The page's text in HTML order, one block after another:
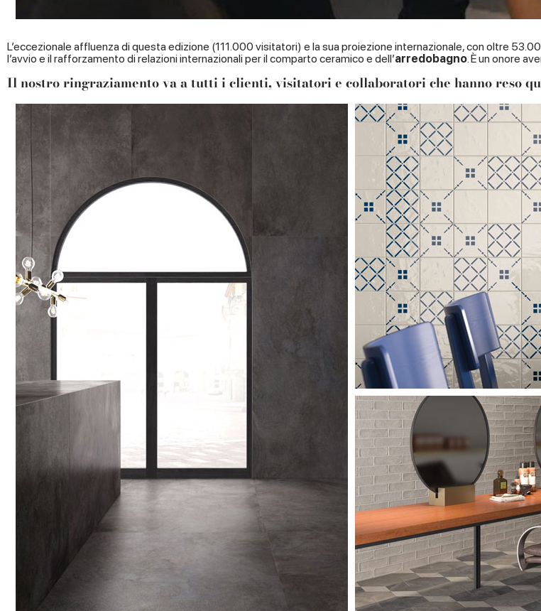
L’eccezionale affluenza di questa edizione (111.000 visitatori) e la sua proiezione internazionale, con oltre
l’avvio e il rafforzamento di relazioni internazionali per il comparto ceramico e dell’arredobagno. È un onore
Il nostro ringraziamento va a tutti i clienti, visitatori e collaboratori che hanno reso